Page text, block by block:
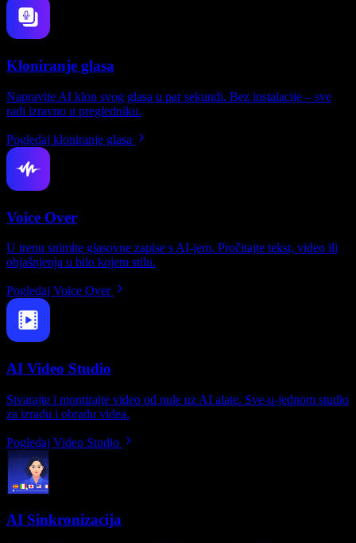
Kloniranje glasa
Napravite AI klon svog glasa u par sekundi. Bez instalacije – sve
radi izravno u pregledniku.
Pogledaj kloniranje glasa
Voice Over
U trenu snimite glasovne zapise s AI-jem. Pročitajte tekst, video ili
objašnjenja u bilo kojem stilu.
Pogledaj Voice Over
AI Video Studio
Stvarajte i montirajte video od nule uz AI alate. Sve-u-jednom studio
za izradu i obradu videa.
Pogledaj Video Studio
AI Sinkronizacija